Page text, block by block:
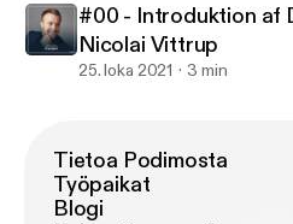
#00 - Introduktion af
Nicolai Vittrup
25. loka 2021 3 min
Tietoa Podimosta
Työpaikat
Blogi